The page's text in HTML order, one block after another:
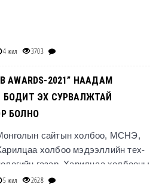
4 жил 3703
AWARDS-2021” НААДАМ
БОДИТ ЭХ СУРВАЛЖТАЙ
БОЛНО
сайтын холбоо, МСНЭ,
хол­боо мэдээллийн тех­
газар, Харилцаа холбооны
хороо хамтран зохион
5 жил 2628